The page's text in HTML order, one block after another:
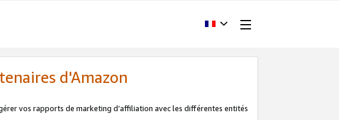
d'Amazon
vos rapports de marketing d’affiliation avec les différentes entités